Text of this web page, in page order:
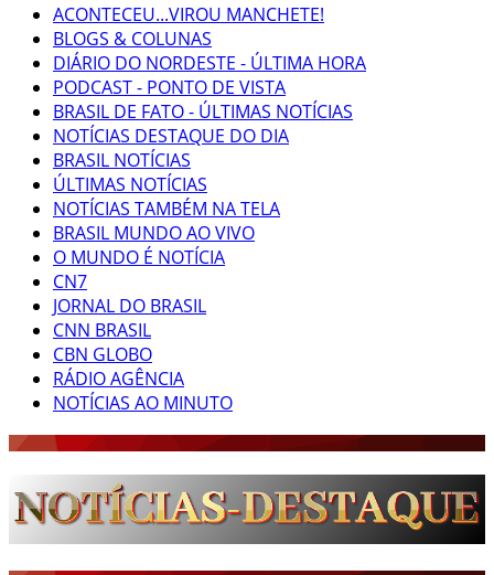
ACONTECEU...VIROU MANCHETE!
BLOGS & COLUNAS
DIÁRIO DO NORDESTE - ÚLTIMA HORA
PODCAST - PONTO DE VISTA
BRASIL DE FATO - ÚLTIMAS NOTÍCIAS
NOTÍCIAS DESTAQUE DO DIA
BRASIL NOTÍCIAS
ÚLTIMAS NOTÍCIAS
NOTÍCIAS TAMBÉM NA TELA
BRASIL MUNDO AO VIVO
O MUNDO É NOTÍCIA
CN7
JORNAL DO BRASIL
CNN BRASIL
CBN GLOBO
RÁDIO AGÊNCIA
NOTÍCIAS AO MINUTO